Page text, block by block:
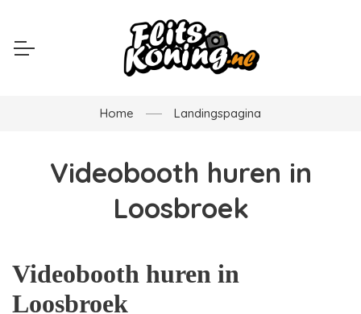
Home Landingspagina
Videobooth huren in
Loosbroek
Videobooth huren in
Loosbroek